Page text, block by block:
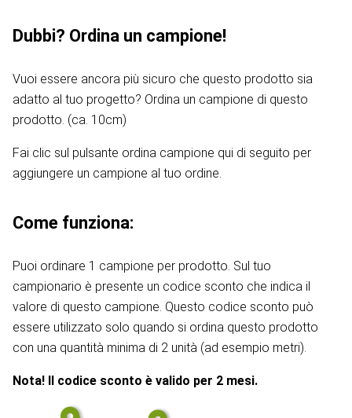
Dubbi? Ordina un campione!
Vuoi essere ancora più sicuro che questo prodotto sia
adatto al tuo progetto? Ordina un campione di questo
prodotto. (ca. 10cm)
Fai clic sul pulsante ordina campione qui di seguito per
aggiungere un campione al tuo ordine.
Come funziona:
Puoi ordinare 1 campione per prodotto. Sul tuo
campionario è presente un codice sconto che indica il
valore di questo campione. Questo codice sconto può
essere utilizzato solo quando si ordina questo prodotto
con una quantità minima di 2 unità (ad esempio metri).
Nota! Il codice sconto è valido per 2 mesi.